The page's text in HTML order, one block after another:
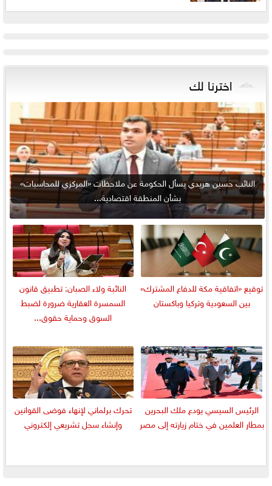
اخترنا لك
النائب حسين هريدي يسأل الحكومة عن ملاحظات «المركزي للمحاسبات»
بشأن المنطقة اقتصادية...
توقيع «اتفاقية مكة للدفاع المشترك»
بين السعودية وتركيا وباكستان
النائبة ولاء الصبان: تطبيق قانون
السمسرة العقارية ضرورة لضبط
السوق وحماية حقوق...
الرئيس السيسي يودع ملك البحرين
بمطار العلمين في ختام زيارته إلى مصر
تحرك برلماني لإنهاء فوضى القوانين
وإنشاء سجل تشريعي إلكتروني